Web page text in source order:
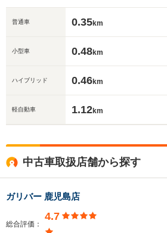
普通車 0.35km
小型車 0.48km
ハイブリッド 0.46km
軽自動車 1.12km
中古車取扱店舗から探す
ガリバー 鹿児島店
総合評価：
4.7